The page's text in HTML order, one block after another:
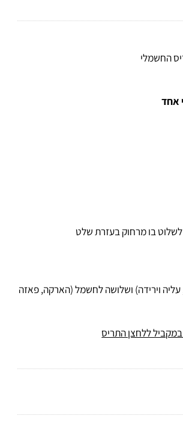
בו מרחוק בעזרת שלט
וירידה) ושלושה לחשמל (הארקה, פאזה
ללחצן התריס